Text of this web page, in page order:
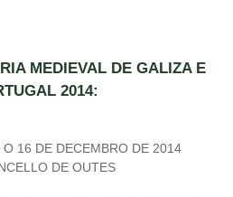
MEDIEVAL DE GALIZA E
2014:
16 DE DECEMBRO DE 2014
DE OUTES